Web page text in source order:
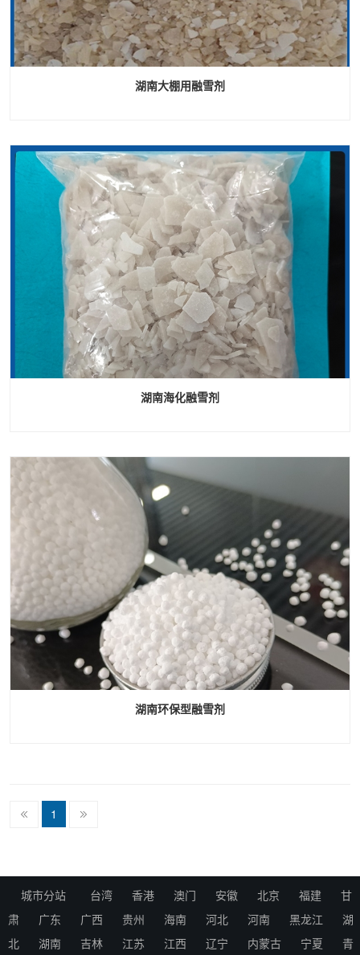
湖南大棚用融雪剂
湖南海化融雪剂
湖南环保型融雪剂
1
城市分站 台湾 香港 澳门 安徽 北京 福建
甘
肃
广东 广西 贵州 海南 河北 河南 黑龙江
湖
北
湖南 吉林 江苏 江西 辽宁 内蒙古 宁夏 青